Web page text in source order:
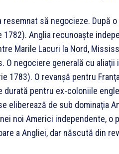
resemnat să negocieze. După
1782). Anglia recunoaşte
Marile Lacuri la Nord,
O negociere generală cu
1783). O revanşă pentru
durată pentru ex-coloniile
eliberează de sub dominaţia
noi Americi independente, o
a Angliei, dar născută din